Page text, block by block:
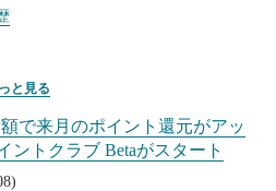
と見る
で来月のポイント還元がアッ
ントクラブ Betaがスタート